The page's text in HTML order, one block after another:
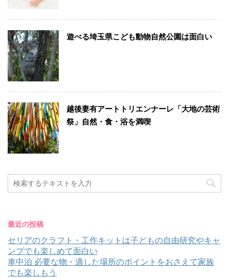
遊べる埼玉県こども動物自然公園は面白い
越後妻有アートトリエンナーレ「大地の芸術
祭」自然・食・浴を満喫
最近の投稿
セリアのクラフト・工作キットは子どもの自由研究やキャ
ンプでも楽しめて面白い
車中泊 必要な物・適した場所のポイントをおさえて家族
でも楽しもう